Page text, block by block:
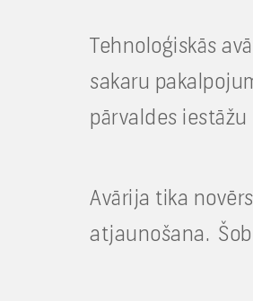
Tehnoloģiskās
sakaru
pārvaldes
Avārija tika
atjaunošana.